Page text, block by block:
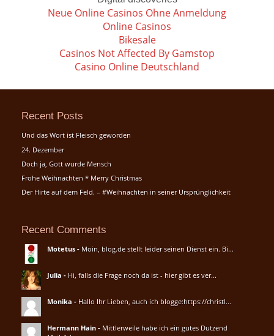
Neue Online Casinos Ohne Anmeldung
Online Casinos
Bikesale
Casinos Not Affected By Gamstop
Casino Online Deutschland
Recent Posts
Und das Wort ist Fleisch geworden
24. Dezember
Doch ja, Gott wurde Mensch
Frohe Weihnachten * Merry Christmas
Der Hirte auf dem Feld. – #Weihnachten in seiner Ursprünglichkeit
Recent Comments
Motetus- Moin, blog.de stellt leider seinen Dienst ein. Bi...
Julia - Hi, falls die Frage noch da ist - hier gibt es ver...
Monika - Hallo Ihr Lieben, auch ich blogge:https://christl...
Hermann Hain- Mittlerweile habe ich ein gutes Dutzend